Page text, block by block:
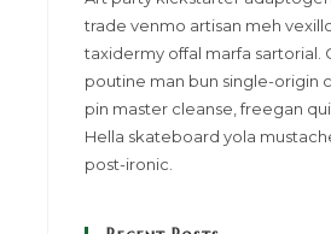
trade venmo artisan meh
taxidermy offal marfa sartorial.
poutine man bun single-origin
pin master cleanse, freegan
Hella skateboard yola
post-ironic.